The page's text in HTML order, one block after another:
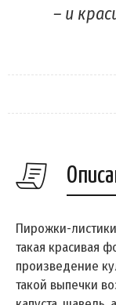
– и
Пирожки-
такая красивая
произведение
такой выпечки